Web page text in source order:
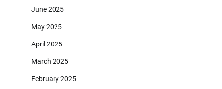
June 2025
May 2025
April 2025
March 2025
February 2025